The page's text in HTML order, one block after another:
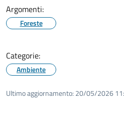
Argomenti:
Foreste
Categorie:
Ambiente
Ultimo aggiornamento: 20/05/2026